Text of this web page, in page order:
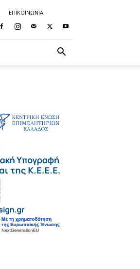
ΕΠΙΚΟΙΝΩΝΙΑ